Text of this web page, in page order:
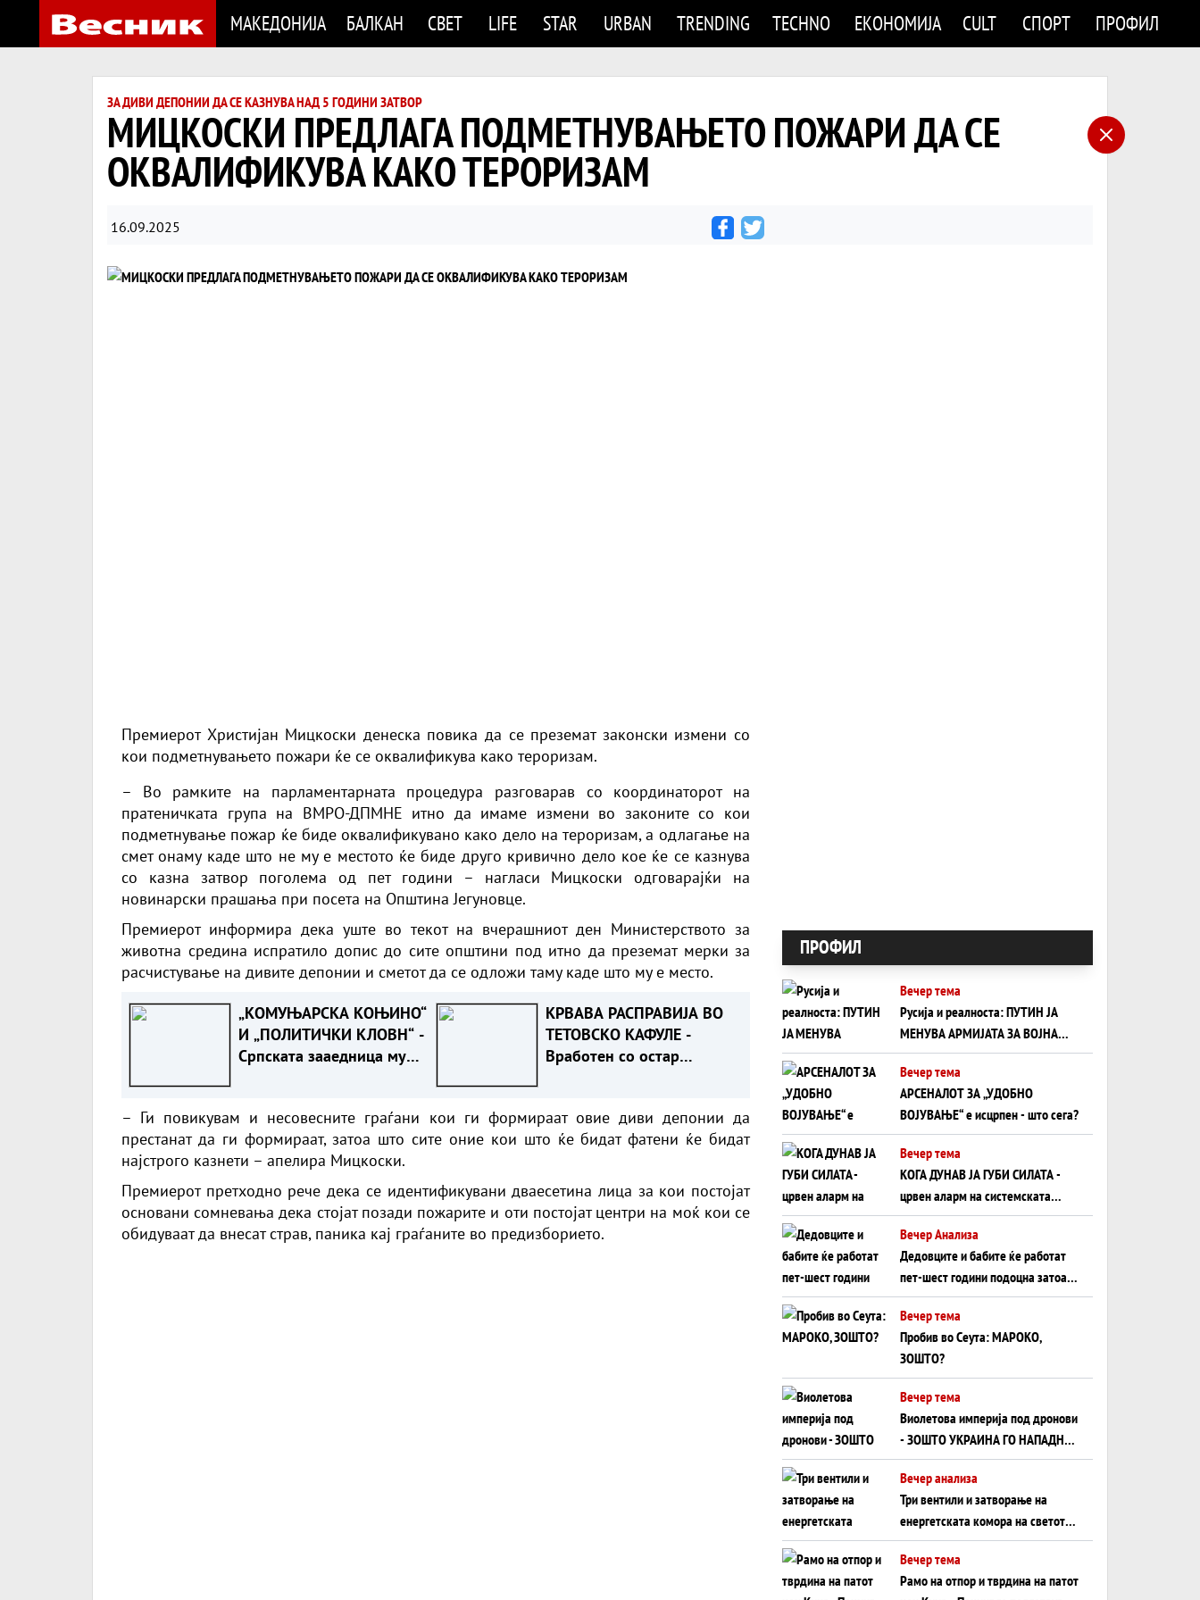
МАКЕДОНИЈА БАЛКАН СВЕТ LIFE STAR URBAN TRENDING TECHNO ЕКОНОМИЈА CULT СПОРТ ПРОФИЛ
ЗА ДИВИ ДЕПОНИИ ДА СЕ КАЗНУВА НАД 5 ГОДИНИ ЗАТВОР
МИЦКОСКИ ПРЕДЛАГА ПОДМЕТНУВАЊЕТО ПОЖАРИ ДА СЕ
ОКВАЛИФИКУВА КАКО ТЕРОРИЗАМ
16.09.2025
Премиерот Христијан Мицкоски денеска повика да се преземат законски измени со
кои подметнувањето пожари ќе се оквалификува како тероризам.
– Во рамките на парламентарната процедура разговарав со координаторот на
пратеничката група на ВМРО-ДПМНЕ итно да имаме измени во законите со кои
подметнување пожар ќе биде оквалификувано како дело на тероризам, а одлагање на
смет онаму каде што не му е местото ќе биде друго кривично дело кое ќе се казнува
со казна затвор поголема од пет години – нагласи Мицкоски одговарајќи на
новинарски прашања при посета на Општина Јегуновце.
Премиерот информира дека уште во текот на вчерашниот ден Министерството за
животна средина испратило допис до сите општини под итно да преземат мерки за
расчистување на дивите депонии и сметот да се одложи таму каде што му е место.
„КОМУЊАРСКА КОЊИНО“
И „ПОЛИТИЧКИ КЛОВН“ -
Српската зааедница му
Стоилковиќ“
КРВАВА РАСПРАВИЈА ВО
ТЕТОВСКО КАФУЛЕ -
Вработен со остар
– Ги повикувам и несовесните граѓани кои ги формираат овие диви депонии да
престанат да ги формираат, затоа што сите оние кои што ќе бидат фатени ќе бидат
најстрого казнети – апелира Мицкоски.
Премиерот претходно рече дека се идентификувани дваесетина лица за кои постојат
основани сомневања дека стојат позади пожарите и оти постојат центри на моќ кои се
обидуваат да внесат страв, паника кај граѓаните во предизборието.
ПРОФИЛ
Вечер тема
Русија и реалноста: ПУТИН ЈА
МЕНУВА АРМИЈАТА ЗА ВОЈНА
ШТО ОСТАНУВА БЕЗ ФРОНТ
Вечер тема
АРСЕНАЛОТ ЗА „УДОБНО
ВОЈУВАЊЕ“ е исцрпен - што сега?
Вечер тема
КОГА ДУНАВ ЈА ГУБИ СИЛАТА -
црвен аларм на системската
плоча од јужна Германија до
Црното Море...
Вечер Анализа
Дедовците и бабите ќе работат
пет-шест години подоцна затоа
што НЕМААТ ВНУЦИ ДА ГИ
ЗАМЕНАТ
Вечер тема
Пробив во Сеута: МАРОКО,
ЗОШТО?
Вечер тема
Виолетова империја под дронови
- ЗОШТО УКРАИНА ГО НАПАДНА
РУСКИОТ WILDBERRIES
Вечер анализа
Три вентили и затворање на
енергетската комора на светот:
Нападот во Суец најавува
глобален енергетски инфаркт?
Вечер тема
Рамо на отпор и тврдина на патот